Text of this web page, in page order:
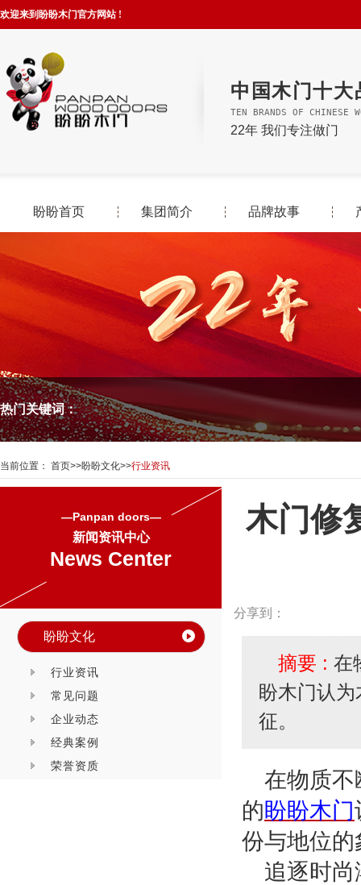
欢迎来到盼盼木门官方网站 !
中国木门十大
TEN BRANDS OF CHINESE
22年 我们专注做门
盼盼首页 集团简介 品牌故事
热门关键词：
当前位置： 首页>>盼盼文化>>行业资讯
—Panpan doors—
新闻资讯中心
News Center
盼盼文化
行业资讯
常见问题
企业动态
经典案例
荣誉资质
木门修
分享到：
摘要 : 在
盼木门认
征。
在物质不
的盼盼木门
份与地位的
追逐时